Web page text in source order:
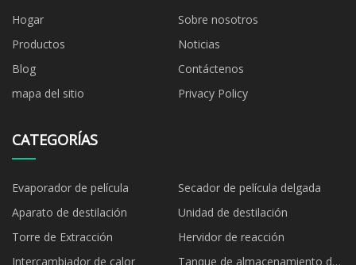
Hogar
Sobre nosotros
Productos
Noticias
Blog
Contáctenos
mapa del sitio
Privacy Policy
CATEGORÍAS
Evaporador de película
Secador de película delgada
Aparato de destilación
Unidad de destilación
Torre de Extracción
Hervidor de reacción
Intercambiador de calor
Tanque de almacenamiento de